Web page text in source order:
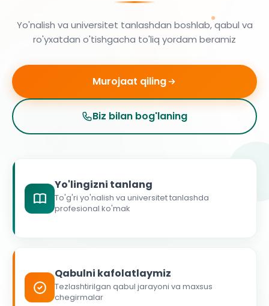
Yo'nalish va universitet tanlashdan boshlab, qabul va
ro'yxatdan o'tishgacha to'liq yordam beramiz
Murojaat qiling
Biz bilan bog'laning
Yo'lingizni tanlang
To'g'ri yo'nalish va universitet tanlashda
profesional ko'mak
Qabulni kafolatlaymiz
Tezlashtirilgan qabul jarayoni va maxsus
chegirmalar